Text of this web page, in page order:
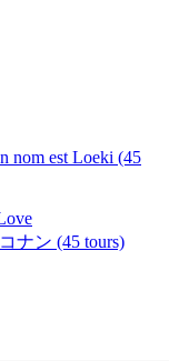
nom est Loeki (45
ナン (45 tours)